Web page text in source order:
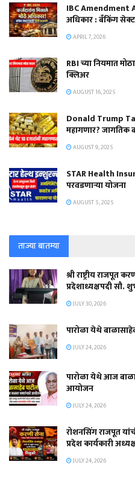
IBC Amendment
अधिकार : बँकिंग
APRIL 7, 2026
RBI च्या नियमात
क्लिअर
AUGUST 16, 2025
Donald Trump
महागणार? जागतिक
AUGUST 9, 2025
STAR Health
परवडणाऱ्या योजना
AUGUST 5, 2025
ताज्या बातम्या
श्री राष्ट्रीय राजपूत
प्रदेशाध्यक्षपदी सौ.
JULY 30, 2026
पारोळा येथे
JULY 24, 2026
पारोळा येथे आज
आयोजन
JULY 24, 2026
रोशनसिंग राजपूत
प्रदेश कार्यकारी
JULY 24, 2026